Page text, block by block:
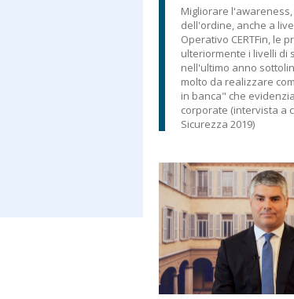
Migliorare
dell'ordine, anche a
Operativo CERTFin, le
ulteriormente i livelli di
nell'ultimo anno
molto da realizzare
in banca" che
corporate (intervista a
Sicurezza 2019)